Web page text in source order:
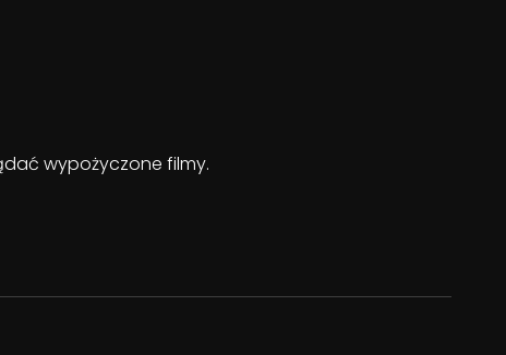
wypożyczone filmy.